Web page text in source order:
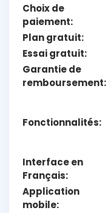
Choix de
paiement
Plan gratuit
Essai gratuit
Garantie de
remboursement
Fonctionnalités
Interface en
Français
Application
mobile